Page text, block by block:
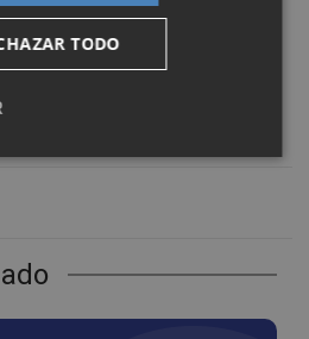
durante los años 70,
destino de renombre
como en música y
TODO